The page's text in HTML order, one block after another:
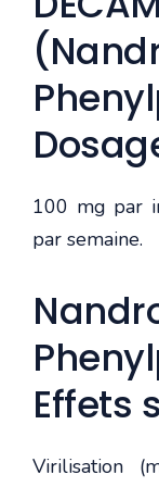
100 mg par
par semaine.
Effets
Virilisation